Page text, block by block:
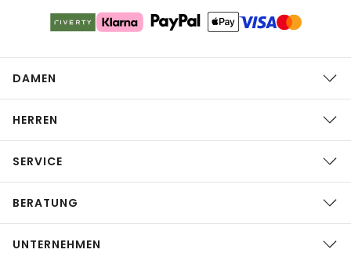
DAMEN
HERREN
SERVICE
BERATUNG
UNTERNEHMEN